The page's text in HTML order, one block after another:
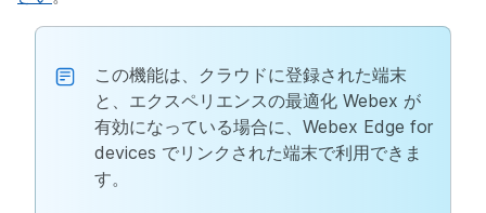
この機能は、クラウドに登録された端末
と、エクスペリエンスの最適化 Webex が
有効になっている場合に、Webex Edge for
devices でリンクされた端末で利用できま
す。